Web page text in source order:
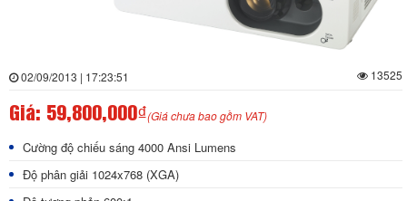
02/09/2013 | 17:23:51 13525
Giá: 59,800,000₫(Giá chưa bao gồm VAT)
Cường độ chiếu sáng 4000 Ansi Lumens
Độ phân giải 1024x768 (XGA)